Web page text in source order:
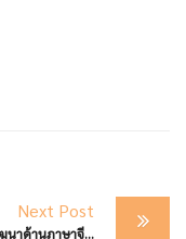
Next Post
อบรมพัฒนาด้านภาษาจีนเบื้องต้นสำหรับผู้บริหารสถานศึกษา ภายใต้โครงการ “1 อ่านภอ 1 โรงเรียนคุณภาพ”